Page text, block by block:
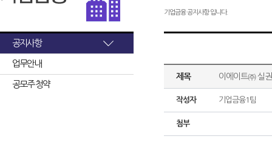
공지사항
업무안내
공모주 청약
기업금융 공지사항 입니다.
제목 이에이트㈜ 실
작성자 기업금융1팀
첨부